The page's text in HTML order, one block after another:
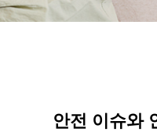
안전 이슈와